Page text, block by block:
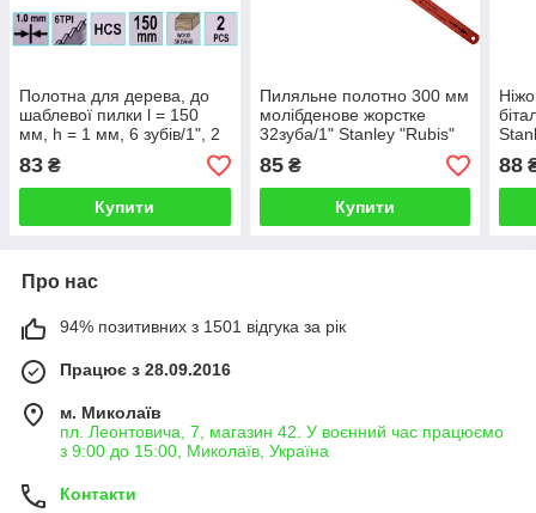
Полотна для дерева, до
шаблевої пилки l = 150
мм, h = 1 мм, 6 зубів/1", 2
шт. YATO YT-33935
83 ₴
Купити
Пиляльне полотно 300 мм
молібденове жорстке
32зуба/1" Stanley "Rubis"
1-15-907
85₴
Купити
1-
88
Про нас
94% позитивних з 1501 відгука за рік
Працює з 28.09.2016
м. Миколаїв
пл. Леонтовича, 7, магазин 42. У воєнний час працюємо
з 9:00 до 15:00, Миколаїв, Україна
Контакти